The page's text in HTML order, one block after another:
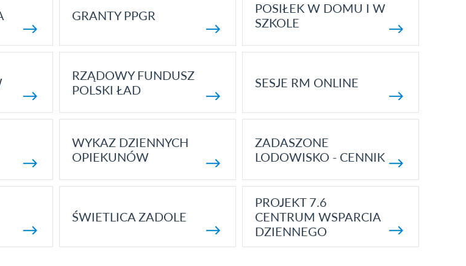
GRANTY PPGR
POSIŁEK W DOMU I W
SZKOLE
RZĄDOWY FUNDUSZ
POLSKI ŁAD
SESJE RM ONLINE
WYKAZ DZIENNYCH
OPIEKUNÓW
ZADASZONE
LODOWISKO - CENNIK
ŚWIETLICA ZADOLE
PROJEKT 7.6
CENTRUM WSPARCIA
DZIENNEGO